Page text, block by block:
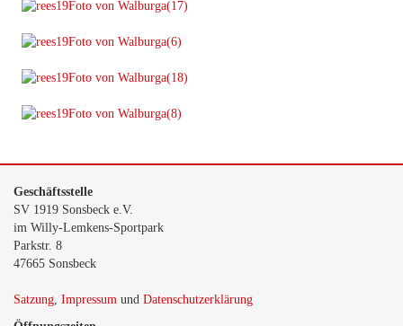
Geschäftsstelle
SV 1919 Sonsbeck e.V.
im Willy-Lemkens-Sportpark
Parkstr. 8
47665 Sonsbeck
Satzung Impressum und Datenschutzerklärung